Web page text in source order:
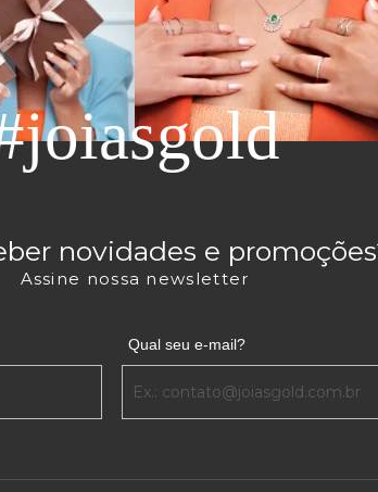
novidades e
Assine nossa newsletter
Qual seu e-mail?